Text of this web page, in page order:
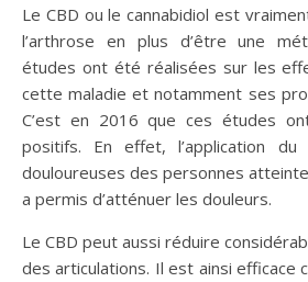
Le CBD ou le cannabidiol est
l’arthrose en plus d’être une
études ont été réalisées sur les
cette maladie et notamment ses
C’est en 2016 que ces études
positifs. En effet, l’application
douloureuses des personnes
a permis d’atténuer les douleurs.
Le CBD peut aussi réduire
des articulations. Il est ainsi efficace